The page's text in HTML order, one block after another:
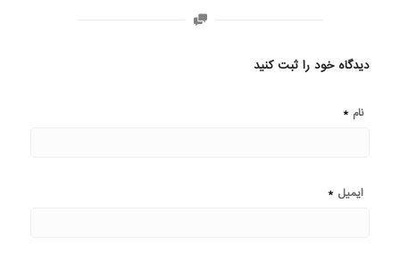
دیدگاه خود را ثبت کنید
نام *
ایمیل *